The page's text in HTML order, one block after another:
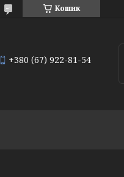
Кошик
+380 (67) 922-81-54